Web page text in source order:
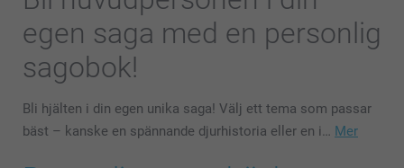
egen saga med en personlig
sagobok!
Bli hjälten i din egen unika saga! Välj ett tema som passar
bäst – kanske en spännande djurhistoria eller en i… Mer